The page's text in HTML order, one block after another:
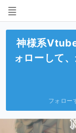
神様系
ォローして
フォロー